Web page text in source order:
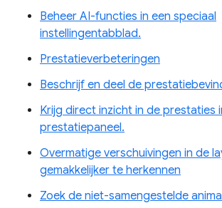
Beheer AI-functies in een speciaal
instellingentabblad.
Prestatieverbeteringen
Beschrijf en deel de
Krijg direct inzicht in de prestaties
prestatiepaneel.
Overmatige verschuivingen in de
gemakkelijker te herkennen
Zoek de niet-samengestelde